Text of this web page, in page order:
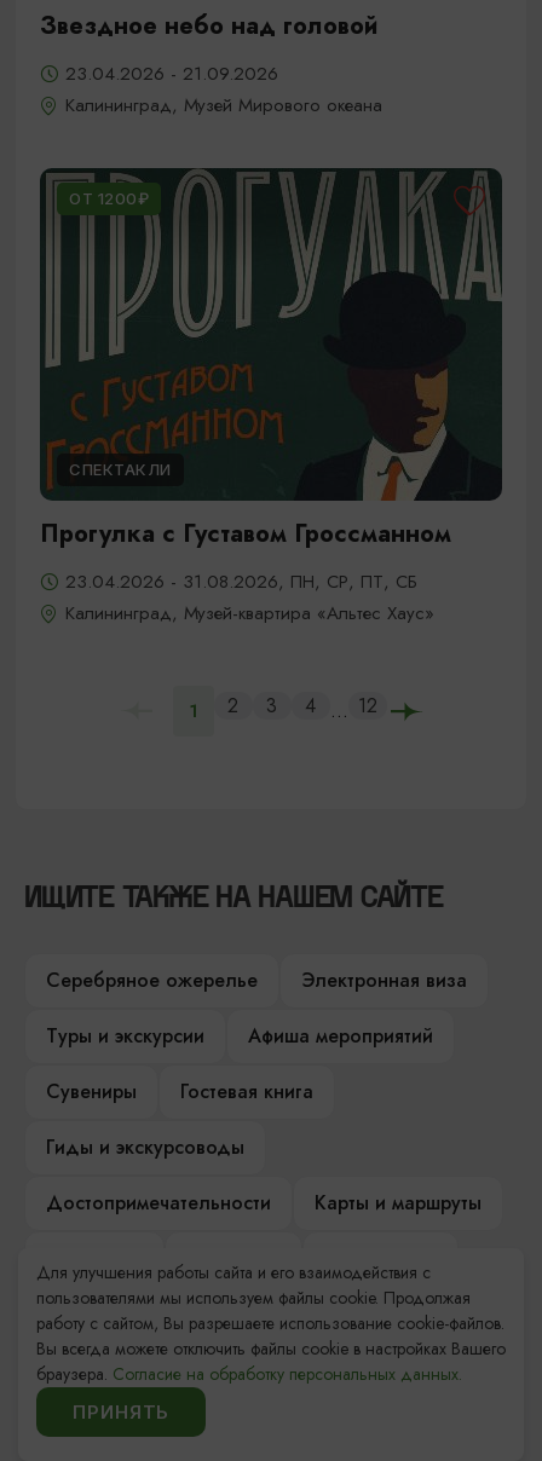
Звездное небо над головой
23.04.2026 - 21.09.2026
Калининград, Музей Мирового океана
ОТ 1200₽
СПЕКТАКЛИ
Прогулка с Густавом Гроссманном
23.04.2026 - 31.08.2026, ПН, СР, ПТ, СБ
Калининград, Музей-квартира «Альтес Хаус»
1 2 3 4 ... 12
ИЩИТЕ ТАКЖЕ НА НАШЕМ САЙТЕ
Серебряное ожерелье
Электронная виза
Туры и экскурсии
Афиша мероприятий
Сувениры
Гостевая книга
Гиды и экскурсоводы
Достопримечательности
Карты и маршруты
Компас Балтийской кухни
Настоящий Калининградец
Музеи
Для улучшения работы сайта и его взаимодействия с
пользователями мы используем файлы cookie. Продолжая
работу с сайтом, Вы разрешаете использование cookie-файлов.
Вы всегда можете отключить файлы cookie в настройках Вашего
браузера. Согласие на обработку персональных данных.
ПРИНЯТЬ